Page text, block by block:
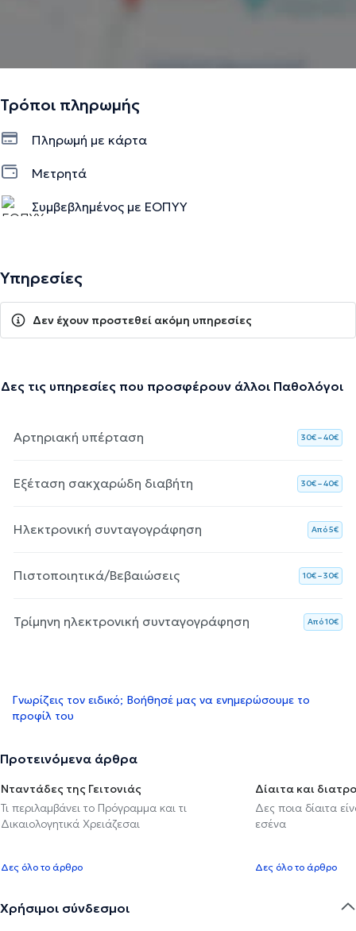
Τρόποι πληρωμής
Πληρωμή με κάρτα
Μετρητά
Συμβεβλημένος με ΕΟΠΥΥ
Υπηρεσίες
Δεν έχουν προστεθεί ακόμη υπηρεσίες
Δες τις υπηρεσίες που προσφέρουν άλλοι Παθολόγοι
Αρτηριακή υπέρταση 30€ – 40€
Εξέταση σακχαρώδη διαβήτη 30€ – 40€
Ηλεκτρονική συνταγογράφηση Aπό 5€
Πιστοποιητικά/Βεβαιώσεις 10€ – 30€
Τρίμηνη ηλεκτρονική συνταγογράφηση Aπό 10€
Γνωρίζεις τον ειδικό; Βοήθησέ μας να ενημερώσουμε το
προφίλ του
Προτεινόμενα άρθρα
Νταντάδες της Γειτονιάς
Τι περιλαμβάνει το Πρόγραμμα και τι
Δικαιολογητικά Χρειάζεσαι
Δες όλο το άρθρο
Δίαιτα και
Δες ποια δίαιτα
εσένα
Δες όλο το άρθρο
Χρήσιμοι σύνδεσμοι